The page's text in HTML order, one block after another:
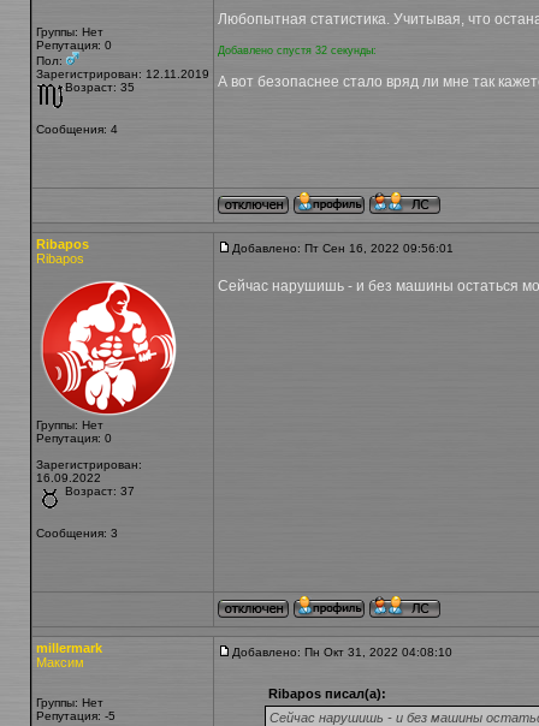
Группы: Нет
Репутация: 0
Пол:
Зарегистрирован: 12.11.2019
Возраст: 35
Сообщения: 4
Любопытная статистика. Учитывая, что
Добавлено спустя 32 секунды:
А вот безопаснее стало вряд ли мне так
Ribapos
Ribapos
Группы: Нет
Репутация: 0
Зарегистрирован:
16.09.2022
Возраст: 37
Сообщения: 3
Добавлено: Пт Сен 16, 2022 09:56:01
Сейчас нарушишь - и без машины остаться
millermark
Максим
Группы: Нет
Репутация: -5
Добавлено: Пн Окт 31, 2022 04:08:10
Ribapos писал(а):
Сейчас нарушишь - и без машины